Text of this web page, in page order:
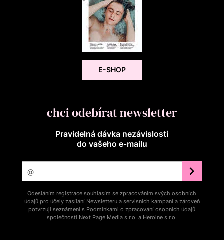
E-SHOP
chci odebírat newsletter
Pravidelná dávka nezávislosti
do vašeho e‑mailu
Odesláním registrace souhlasím se zpracováním svých osobních
údajů pro účely zasílání Newsletteru a servisních kampaní a zároveň
potvrzuji seznámení s Podmínkami o zpracování osobních údajů
společností Next Page Media s.r.o. a Heroine s.r.o.